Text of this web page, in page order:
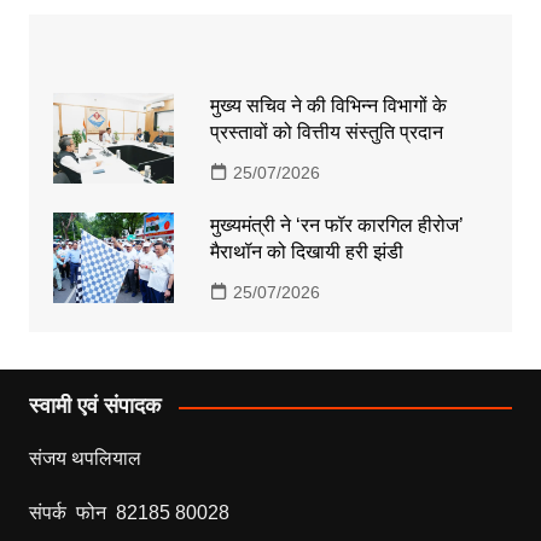
मुख्य सचिव ने की विभिन्न विभागों के
प्रस्तावों को वित्तीय संस्तुति प्रदान
25/07/2026
मुख्यमंत्री ने ‘रन फॉर कारगिल हीरोज’
मैराथॉन को दिखायी हरी झंडी
25/07/2026
स्वामी एवं संपादक
संजय थपलियाल
संपर्क फोन 82185 80028